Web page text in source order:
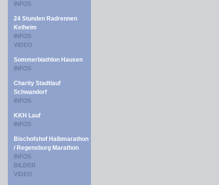
INFOS
24 Stunden Radrennen
Kelheim
INFOS
VIDEO
Sommerbiathlon Hausen
INFOS
Charity Stadtlauf
Schwandorf
INFOS
KKH Lauf
INFOS
Bischofshof Halbmarathon
/ Regensburg Marathon
INFOS
BILDER
VIDEO